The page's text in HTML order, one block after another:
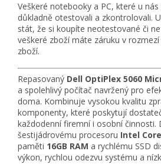
Veškeré notebooky a PC, které u
důkladně otestovali a zkontrolovali.
stát, že si koupíte neotestované či
veškeré zboží máte záruku v
zboží.
Repasovaný Dell OptiPlex 5060
a spolehlivý počítač navržený pro
doma. Kombinuje vysokou kvalitu
komponenty, které poskytují
každodenní firemní i osobní činnosti.
šestijádrovému procesoru Intel
paměti 16GB RAM a rychlému SSD
výkon, rychlou odezvu systému a